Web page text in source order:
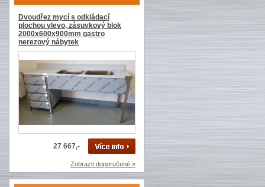
Dvoudřez mycí s odkládací
plochou vlevo, zásuvkový blok
2000x600x900mm gastro
nerezový nábytek
27 667,-
Zobrazit doporučené »